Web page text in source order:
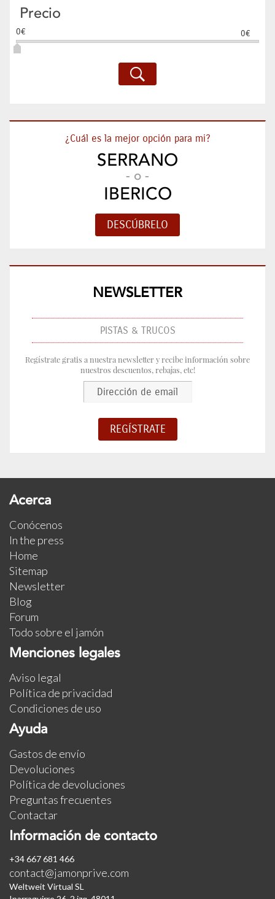
Precio
0€ 0€
¿Cuál es la mejor opción para mi?
SERRANO
- o -
IBERICO
NEWSLETTER
PISTAS & TRUCOS
Regístrate gratis a nuestra newsletter y recibe información sobre
nuestros descuentos, rebajas, etc!
Acerca
Conócenos
In the press
Home
Sitemap
Newsletter
Blog
Forum
Todo sobre el jamón
Menciones legales
Aviso legal
Política de privacidad
Condiciones de uso
Ayuda
Gastos de envío
Devoluciones
Política de devoluciones
Preguntas frecuentes
Contactar
Información de contacto
+34 667 681 466
contact@jamonprive.com
Weltweit Virtual SL